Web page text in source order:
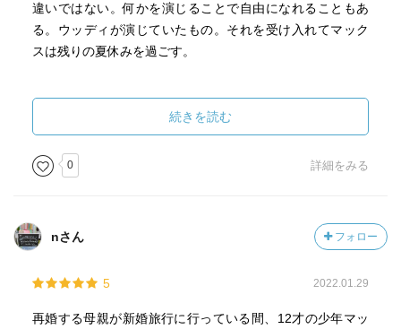
小さな価値観の中で四角四面に育ってきたマックスが、そ
うでない世界を知って、それらに触れていくこと。
そして彼自身の出生の秘密。
を毛嫌いしていたボーが、最後に迎えた結末はじんわりと
た。ウッディはハンドルから片手を離すと、その手でぼく
泣いてしまった。この涙は、よい作品でなかれば出ないも
この物語中ではそこまでわからないけれど、マックスの、
そうであってほしいと思う。
違いではない。何かを演じることで自由になれることもあ
る。ウッディが演じていたもの。それを受け入れてマック
スは残りの夏休みを過ごす。
続きを読む
0 詳細をみる
nさん フォロー
5 2022.01.29
再婚する母親が新婚旅行に行っている間、12才の少年マッ